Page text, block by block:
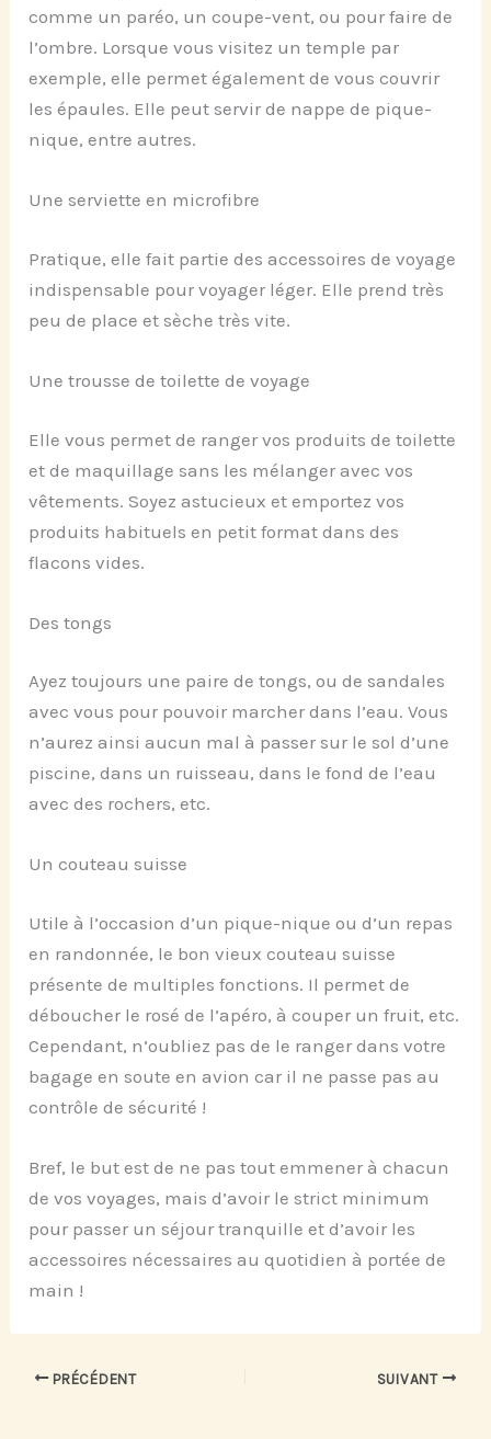
comme un paréo, un coupe-vent, ou pour faire de
l’ombre. Lorsque vous visitez un temple par
exemple, elle permet également de vous couvrir
les épaules. Elle peut servir de nappe de pique-
nique, entre autres.
Une serviette en microfibre
Pratique, elle fait partie des accessoires de voyage
indispensable pour voyager léger. Elle prend très
peu de place et sèche très vite.
Une trousse de toilette de voyage
Elle vous permet de ranger vos produits de toilette
et de maquillage sans les mélanger avec vos
vêtements. Soyez astucieux et emportez vos
produits habituels en petit format dans des
flacons vides.
Des tongs
Ayez toujours une paire de tongs, ou de sandales
avec vous pour pouvoir marcher dans l’eau. Vous
n’aurez ainsi aucun mal à passer sur le sol d’une
piscine, dans un ruisseau, dans le fond de l’eau
avec des rochers, etc.
Un couteau suisse
Utile à l’occasion d’un pique-nique ou d’un repas
en randonnée, le bon vieux couteau suisse
présente de multiples fonctions. Il permet de
déboucher le rosé de l’apéro, à couper un fruit, etc.
Cependant, n’oubliez pas de le ranger dans votre
bagage en soute en avion car il ne passe pas au
contrôle de sécurité !
Bref, le but est de ne pas tout emmener à chacun
de vos voyages, mais d’avoir le strict minimum
pour passer un séjour tranquille et d’avoir les
accessoires nécessaires au quotidien à portée de
main !
PRÉCÉDENT SUIVANT